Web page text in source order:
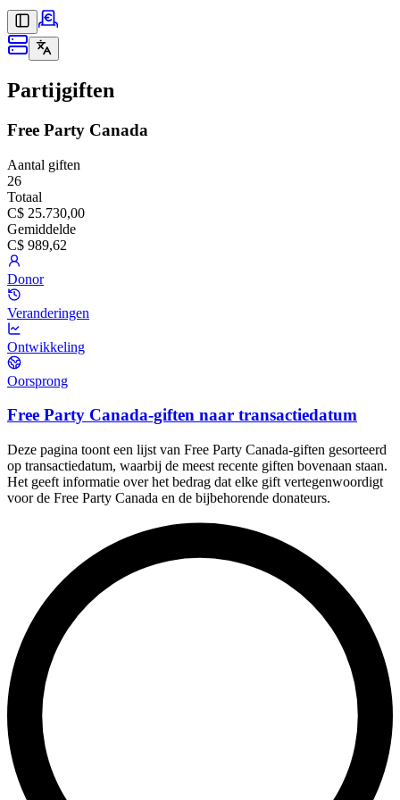
Partijgiften
Free Party Canada
Aantal giften
26
Totaal
C$ 25.730,00
Gemiddelde
C$ 989,62
Donor
Veranderingen
Ontwikkeling
Oorsprong
Free Party Canada-giften naar transactiedatum
Deze pagina toont een lijst van Free Party Canada-giften gesorteerd
op transactiedatum, waarbij de meest recente giften bovenaan staan.
Het geeft informatie over het bedrag dat elke gift vertegenwoordigt
voor de Free Party Canada en de bijbehorende donateurs.